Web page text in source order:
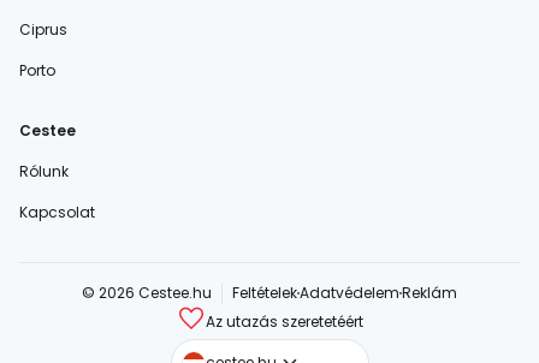
Ciprus
Porto
Cestee
Rólunk
Kapcsolat
© 2026 Cestee.hu FeltételekAdatvédelemReklám
Az utazás szeretetéért
cestee.com